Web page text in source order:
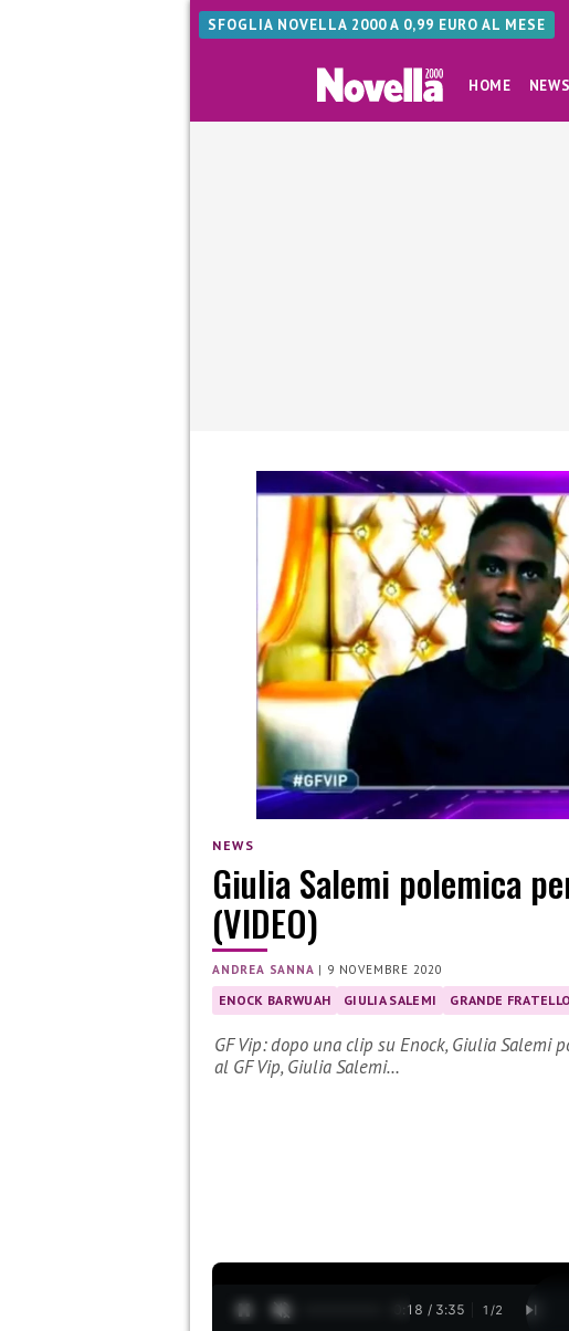
SFOGLIA NOVELLA 2000 A 0,99 EURO AL MESE
HOME NEWS
NEWS
Giulia Salemi polemica
(VIDEO)
ANDREA SANNA | 9 NOVEMBRE 2020
ENOCK BARWUAH GIULIA SALEMI GRANDE
GF Vip: dopo una clip su Enock, Giulia Salemi
al GF Vip, Giulia Salemi…
0:19 / 3:35 1 /2